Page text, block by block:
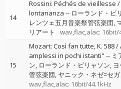
14
Rossini: Péchés de vieillesse /
lontananza -- ローランド・ビ
レンツェ五月音楽祭管弦楽団
リアート
wav,flac,alac: 16bit/
15
Mozart: Così fan tutte, K. 588 /
amplessi in pochi istanti" -- ミ
ン ローランド・ビリャソン
管弦楽団 ヤニック・ネゼ=セ
wav,flac,alac: 16bit/44.1kHz